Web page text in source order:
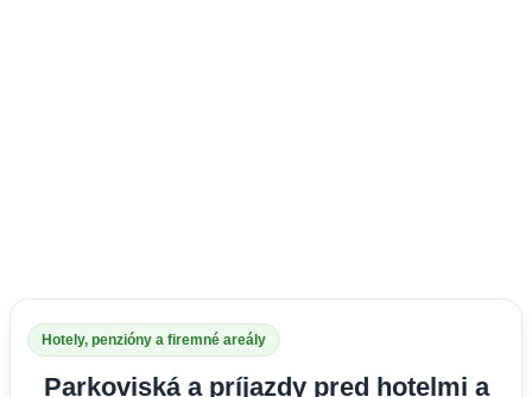
Hotely, penzióny a firemné areály
Parkoviská a príjazdy pred hotelmi a